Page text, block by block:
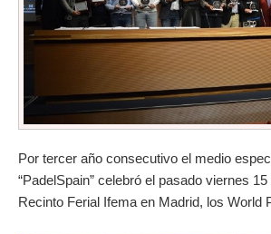
Por tercer año consecutivo el medio
“PadelSpain” celebró el pasado viernes
Recinto Ferial Ifema en Madrid, los World